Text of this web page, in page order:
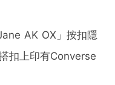
AK OX」按扣隱
扣上印有Converse